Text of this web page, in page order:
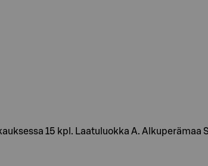
15 kpl. Laatuluokka A. Alkuperämaa